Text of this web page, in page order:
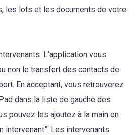
les lots et les documents de votre
L’application vous
non le transfert des contacts de
En acceptant, vous retrouverez
dans la liste de gauche des
pouvez les ajoutez à la main en
intervenant”. Les intervenants